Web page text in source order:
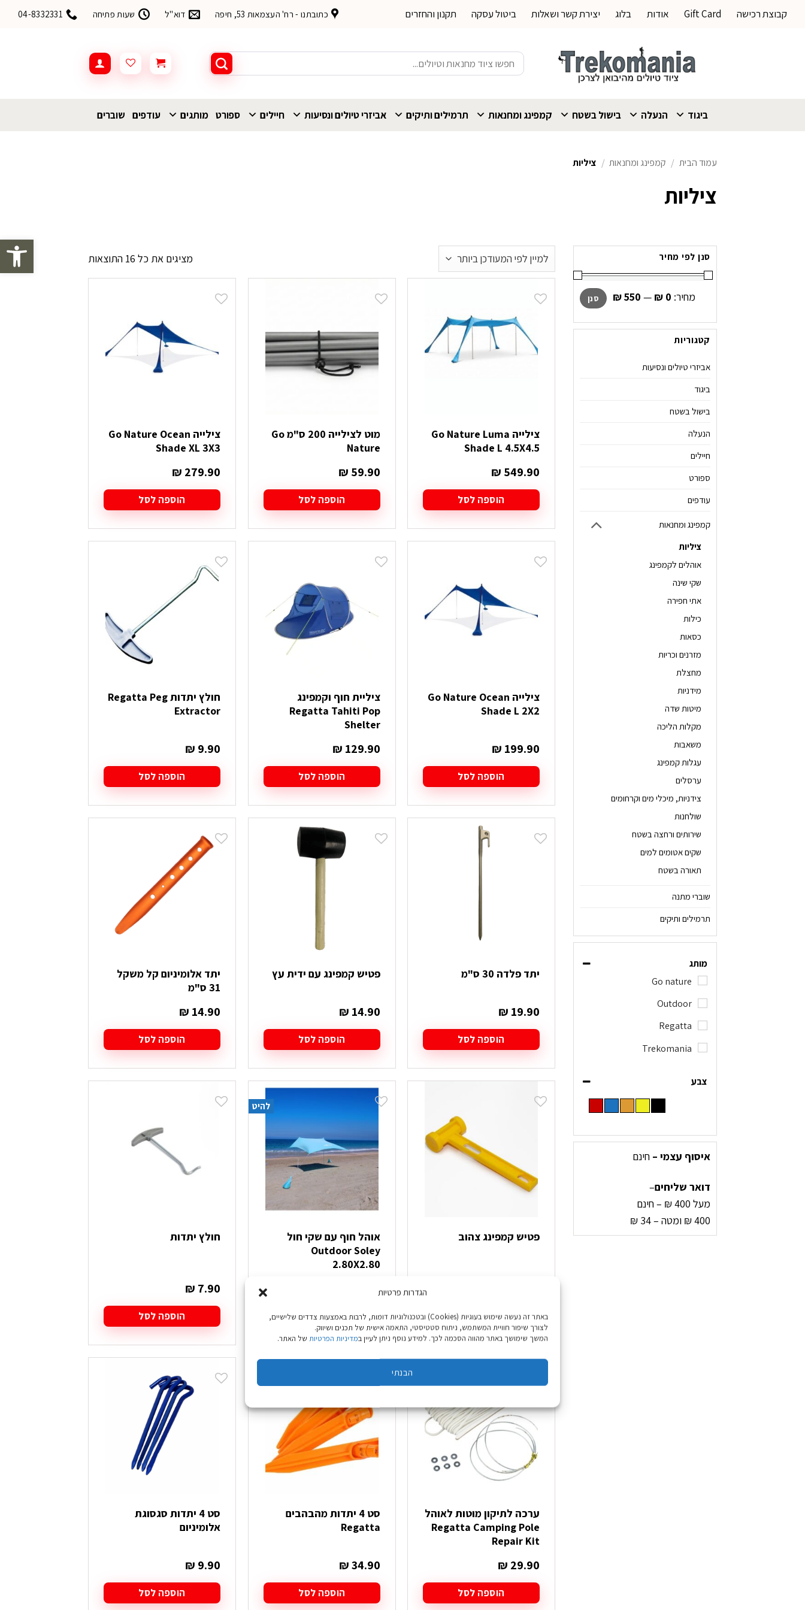
פתח
הגדרות פרטיות
באתר זה נעשה שימוש בעוגיות (Cookies) ובטכנולוגיות דומות, לרבות באמצעות צדדים שלישיים,
לצורך שיפור חוויית המשתמש, ניתוח סטטיסטי, התאמה אישית של תכנים ושיווק.
המשך שימושך באתר מהווה הסכמה לכך. למידע נוסף ניתן לעיין במדיניות הפרטיות של האתר.
הבנתי
קבוצת רכישה Gift Card אודות בלוג יצירת קשר ושאלות ביטול עסקה תקנון והחזרים כתובתנו - רח' העצמאות 53, חיפה דוא"ל שעות פתיחה 04-8332331
חיפוש
עבור:
ביגוד הנעלה בישול בשטח קמפינג ומחנאות תרמילים ותיקים אביזרי טיולים ונסיעות חיילים ספורט מותגים עודפים שוברים
ציליות
עמוד הבית / קמפינג ומחנאות / ציליות
סנן לפי מחיר
מינימלי
מקסימלי סנן מחיר: ₪ 0
—
₪ 550
קטגוריות
אביזרי טיולים ונסיעות
ביגוד
בישול בשטח
הנעלה
חיילים
ספורט
עודפים
קמפינג ומחנאות
ציליות
אוהלים לקמפינג
שקי שינה
אתי חפירה
כילות
כסאות
מזרנים וכריות
מחצלת
מידניות
מיטות שדה
מקלות הליכה
משאבות
עגלות קמפינג
ערסלים
צידניות, מיכלי מים וקרחומים
שולחנות
שירותים ורחצה בשטח
שקים אטומים למים
תאורה בשטח
שוברי מתנה
תרמילים ותיקים
מותג
Go nature
Outdoor
Regatta
Trekomania
צבע
איסוף עצמי – חינם
דואר שליחים–
מעל 400 ₪ – חינם
400 ₪ ומטה – 34 ₪
מציגים את כל ⁦16⁩ התוצאות
לפי
צילייה Go Nature Luma
Shade L 4.5X4.5
₪ 549.90
הוספה לסל
מוט לצילייה 200 ס"מ Go
Nature
₪ 59.90
הוספה לסל
צילייה Go Nature Ocean
Shade XL 3X3
₪ 279.90
הוספה לסל
צילייה Go Nature Ocean
Shade L 2X2
₪ 199.90
הוספה לסל
ציליית חוף וקמפינג
Regatta Tahiti Pop
Shelter
₪ 129.90
הוספה לסל
חולץ יתדות Regatta Peg
Extractor
₪ 9.90
הוספה לסל
יתד פלדה 30 ס"מ
₪ 19.90
הוספה לסל
פטיש קמפינג עם ידית עץ
₪ 14.90
הוספה לסל
יתד אלומיניום קל משקל
31 ס"מ
₪ 14.90
הוספה לסל
פטיש קמפינג צהוב
הוספה לסל
להיט
אוהל חוף עם שקי חול
Outdoor Soley
2.80X2.80
249.90
בחר אפשרויות
למוצר
זה
יש
סוגים.
ניתן
לבחור
את
האפשרויות
בעמוד
חולץ יתדות
₪ 7.90
הוספה לסל
ערכה לתיקון מוטות לאוהל
Regatta Camping Pole
Repair Kit
₪ 29.90
הוספה לסל
סט 4 יתדות מהבהבים
Regatta
₪34.90
הוספה לסל
סט 4 יתדות סגסוגת
אלומיניום
₪ 9.90
הוספה לסל